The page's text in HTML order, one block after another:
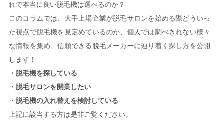
れで本当に良い脱毛機は選べるのか？
このコラムでは、大手上場企業が脱毛サロンを始める際どういっ
た視点で脱毛機を見定めているのか、個人では調べきれない様々
な情報を集め、信頼できる脱毛メーカーに辿り着く探し方を公開
します！
・脱毛機を探している
・脱毛サロンを開業したい
・脱毛機の入れ替えを検討している
上記に該当する方は是非ご覧ください。